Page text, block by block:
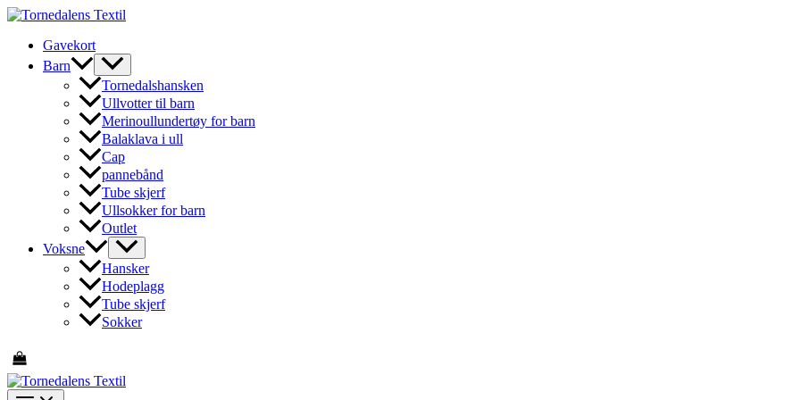
Hopp
innholdet
Gavekort
Barn
Tornedalshansken
Ullvotter til barn
Merinoullundertøy for barn
Balaklava i ull
Cap
pannebånd
Tube skjerf
Ullsokker for barn
Outlet
Voksne
Hansker
Hodeplagg
Tube skjerf
Sokker